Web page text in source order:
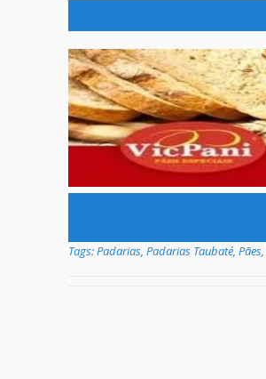
Tags:Padarias, Padarias Taubaté, Pães,